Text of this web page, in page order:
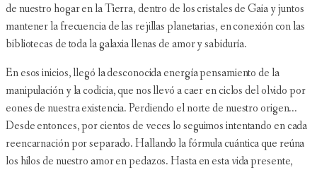
de nuestro hogar en la Tierra, dentro de los cristales de Gaia y juntos
mantener la frecuencia de las rejillas planetarias, en conexión con las
bibliotecas de toda la galaxia llenas de amor y sabiduría.
En esos inicios, llegó la desconocida energía pensamiento de la
manipulación y la codicia, que nos llevó a caer en ciclos del olvido por
eones de nuestra existencia. Perdiendo el norte de nuestro origen...
Desde entonces, por cientos de veces lo seguimos intentando en cada
reencarnación por separado. Hallando la fórmula cuántica que reúna
los hilos de nuestro amor en pedazos. Hasta en esta vida presente,